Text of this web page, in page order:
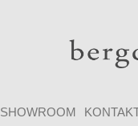
SHOWROOM